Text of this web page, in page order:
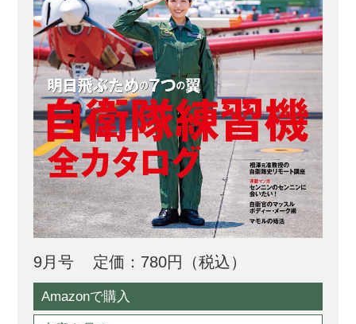
9月号 定価：780円（税込）
Amazonで購入